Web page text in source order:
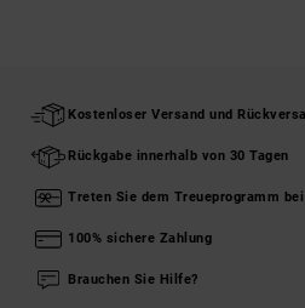
Kostenloser Versand und
Rückgabe innerhalb von 30 Tagen
Treten Sie dem Treueprogramm bei
100% sichere Zahlung
Brauchen Sie Hilfe?